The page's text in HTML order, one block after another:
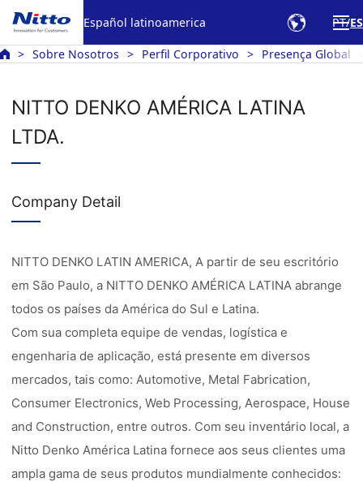
Español latinoamerica PT ES
Sobre Nosotros Perfil Corporativo Presença Global
NITTO DENKO AMÉRICA LATINA
LTDA.
Company Detail
NITTO DENKO LATIN AMERICA, A partir de seu escritório
em São Paulo, a NITTO DENKO AMÉRICA LATINA abrange
todos os países da América do Sul e Latina.
Com sua completa equipe de vendas, logística e
engenharia de aplicação, está presente em diversos
mercados, tais como: Automotive, Metal Fabrication,
Consumer Electronics, Web Processing, Aerospace, House
and Construction, entre outros. Com seu inventário local, a
Nitto Denko América Latina fornece aos seus clientes uma
ampla gama de seus produtos mundialmente conhecidos: